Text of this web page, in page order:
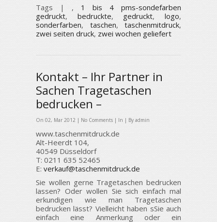
Tags | , 1 bis 4 pms-sondefarben
gedruckt, bedruckte, gedruckt,logo,
sonderfarben, taschen, taschenmitdruck,
zwei seiten druck, zwei wochen geliefert
Kontakt – Ihr Partner in
Sachen Tragetaschen
bedrucken –
On 02, Mar 2012 | No Comments | In | By admin
www.taschenmitdruck.de
Alt-Heerdt 104,
40549 Düsseldorf
T: 0211 635 52465
E: verkauf@taschenmitdruck.de
Sie wollen gerne Tragetaschen bedrucken
lassen? Oder wollen Sie sich einfach mal
erkundigen wie man Tragetaschen
bedrucken lässt? Vielleicht haben sSie auch
einfach eine Anmerkung oder ein